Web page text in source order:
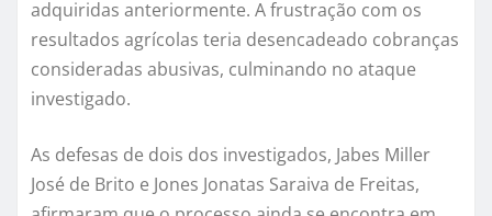
adquiridas anteriormente. A frustração com os
resultados agrícolas teria desencadeado cobranças
consideradas abusivas, culminando no ataque
investigado.
As defesas de dois dos investigados, Jabes Miller
José de Brito e Jones Jonatas Saraiva de Freitas,